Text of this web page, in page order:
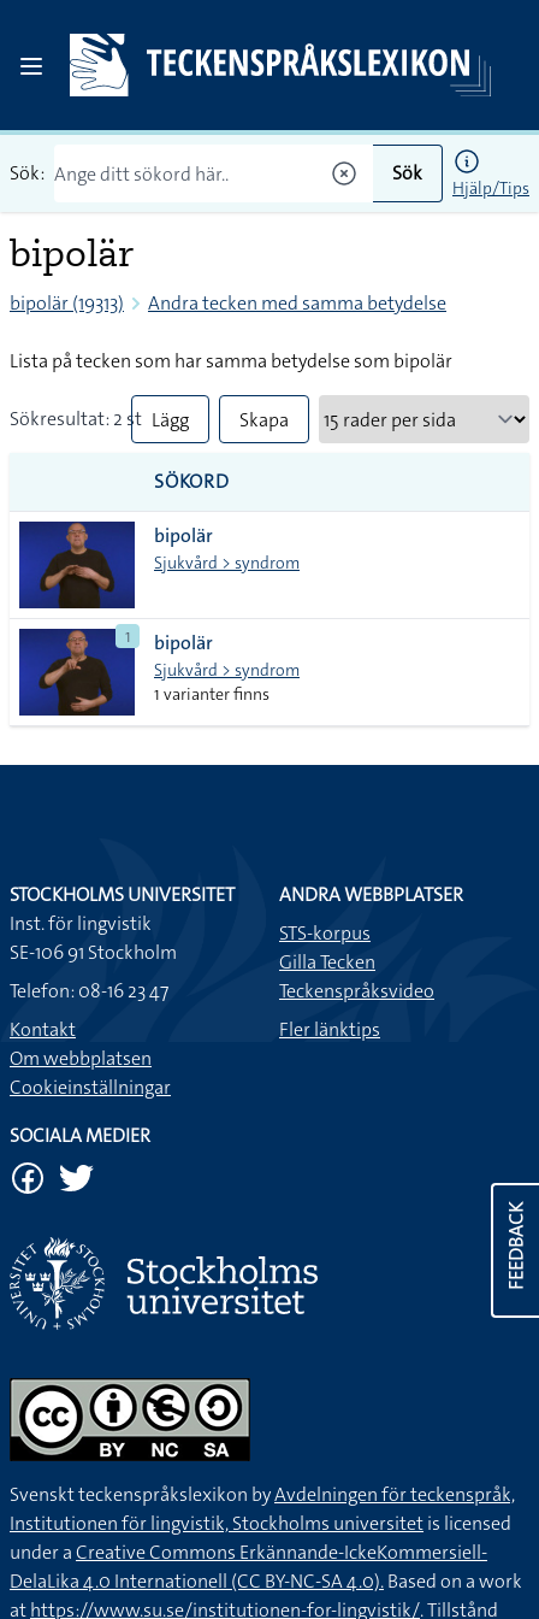
Sök: Sök
Hjälp/Tips
bipolär
bipolär (19313) Andra tecken med samma betydelse
Lista på tecken som har samma betydelse som bipolär
Sökresultat: 2 st Lägg
till
alla i
lista
Skapa
SÖKORD
bipolär
Sjukvård > syndrom
1 bipolär
Sjukvård > syndrom
1 varianter finns
FEEDBACK
STOCKHOLMS UNIVERSITET
Inst. för lingvistik
SE-106 91 Stockholm
Telefon: 08-16 23 47
Kontakt
Om webbplatsen
Cookieinställningar
ANDRA WEBBPLATSER
STS-korpus
Gilla Tecken
Teckenspråksvideo
Fler länktips
SOCIALA MEDIER
Svenskt teckenspråkslexikon byAvdelningen för teckenspråk,
Institutionen för lingvistik, Stockholms universitetis licensed
under aCreative Commons Erkännande-IckeKommersiell-
DelaLika 4.0 Internationell (CC BY-NC-SA 4.0).Based on a work
athttps://www.su.se/institutionen-for-lingvistik/. Tillstånd